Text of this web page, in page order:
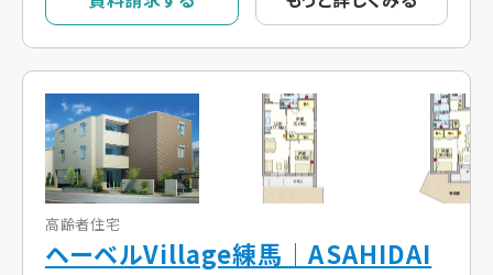
高齢者住宅
ヘーベルVillage練馬｜ASAHIDAI